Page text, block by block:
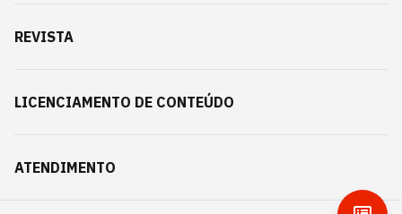
REVISTA
LICENCIAMENTO DE CONTEÚDO
ATENDIMENTO